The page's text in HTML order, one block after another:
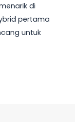
di
pertama
untuk